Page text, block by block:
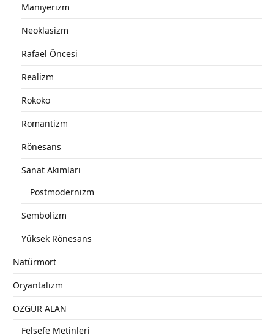
Maniyerizm
Neoklasizm
Rafael Öncesi
Realizm
Rokoko
Romantizm
Rönesans
Sanat Akımları
Postmodernizm
Sembolizm
Yüksek Rönesans
Natürmort
Oryantalizm
ÖZGÜR ALAN
Felsefe Metinleri